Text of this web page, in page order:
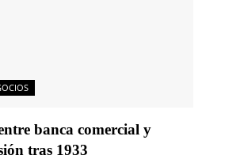
banca comercial y
tras 1933